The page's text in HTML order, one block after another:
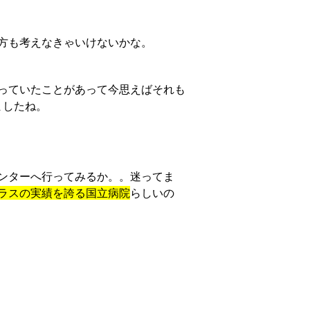
考えなきゃいけないかな。
ていたことがあって今思えばそれも
たね。
ターへ行ってみるか。。迷ってま
スの実績を誇る国立病院らしいの